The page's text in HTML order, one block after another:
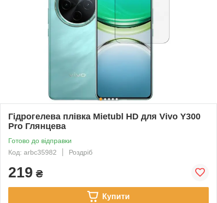
Гідрогелева плівка Mietubl HD для Vivo Y300
Pro Глянцева
Готово до відправки
Код: arbc35982
Роздріб
219 ₴
Купити